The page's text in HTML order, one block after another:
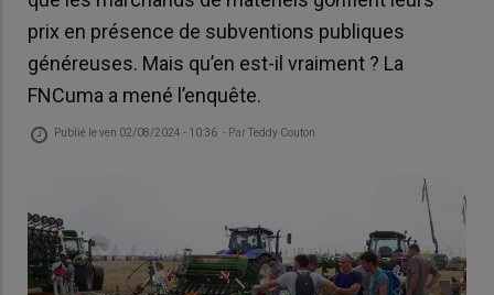
prix en présence de subventions publiques
généreuses. Mais qu’en est-il vraiment ? La
FNCuma a mené l’enquête.
Publié leven 02/08/2024 - 10:36 - ParTeddy Couton